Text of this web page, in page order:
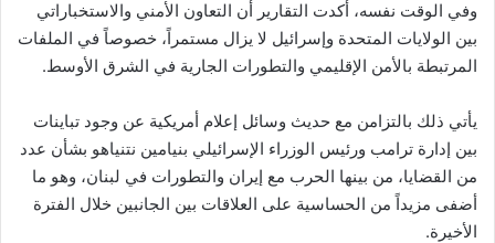
وفي الوقت نفسه، أكدت التقارير أن التعاون الأمني والاستخباراتي
بين الولايات المتحدة وإسرائيل لا يزال مستمراً، خصوصاً في الملفات
المرتبطة بالأمن الإقليمي والتطورات الجارية في الشرق الأوسط.
يأتي ذلك بالتزامن مع حديث وسائل إعلام أمريكية عن وجود تباينات
بين إدارة ترامب ورئيس الوزراء الإسرائيلي بنيامين نتنياهو بشأن عدد
من القضايا، من بينها الحرب مع إيران والتطورات في لبنان، وهو ما
أضفى مزيداً من الحساسية على العلاقات بين الجانبين خلال الفترة
الأخيرة.